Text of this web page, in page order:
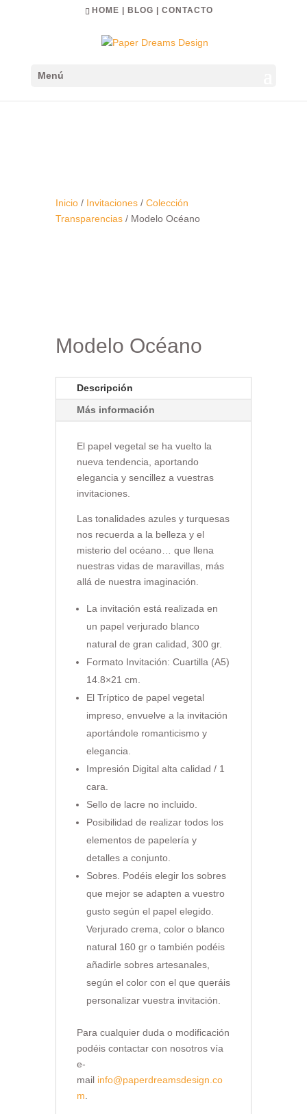
HOME BLOG CONTACTO
Menú
Inicio/ Invitaciones/ Colección
Transparencias/ Modelo Océano
Modelo Océano
Descripción
Más información
El papel vegetal se ha vuelto la
nueva tendencia, aportando
elegancia y sencillez a vuestras
invitaciones.
Las tonalidades azules y turquesas
nos recuerda a la belleza y el
misterio del océano… que llena
nuestras vidas de maravillas, más
allá de nuestra imaginación.
La invitación está realizada en
un papel verjurado blanco
natural de gran calidad, 300 gr.
Formato Invitación: Cuartilla (A5)
14.8×21 cm.
El Tríptico de papel vegetal
impreso, envuelve a la invitación
aportándole romanticismo y
elegancia.
Impresión Digital alta calidad / 1
cara.
Sello de lacre no incluido.
Posibilidad de realizar todos los
elementos de papelería y
detalles a conjunto.
Sobres. Podéis elegir los sobres
que mejor se adapten a vuestro
gusto según el papel elegido.
Verjurado crema, color o blanco
natural 160 gr o también podéis
añadirle sobres artesanales,
según el color con el que queráis
personalizar vuestra invitación.
Para cualquier duda o modificación
podéis contactar con nosotros vía
e-
mail info@paperdreamsdesign.co
m